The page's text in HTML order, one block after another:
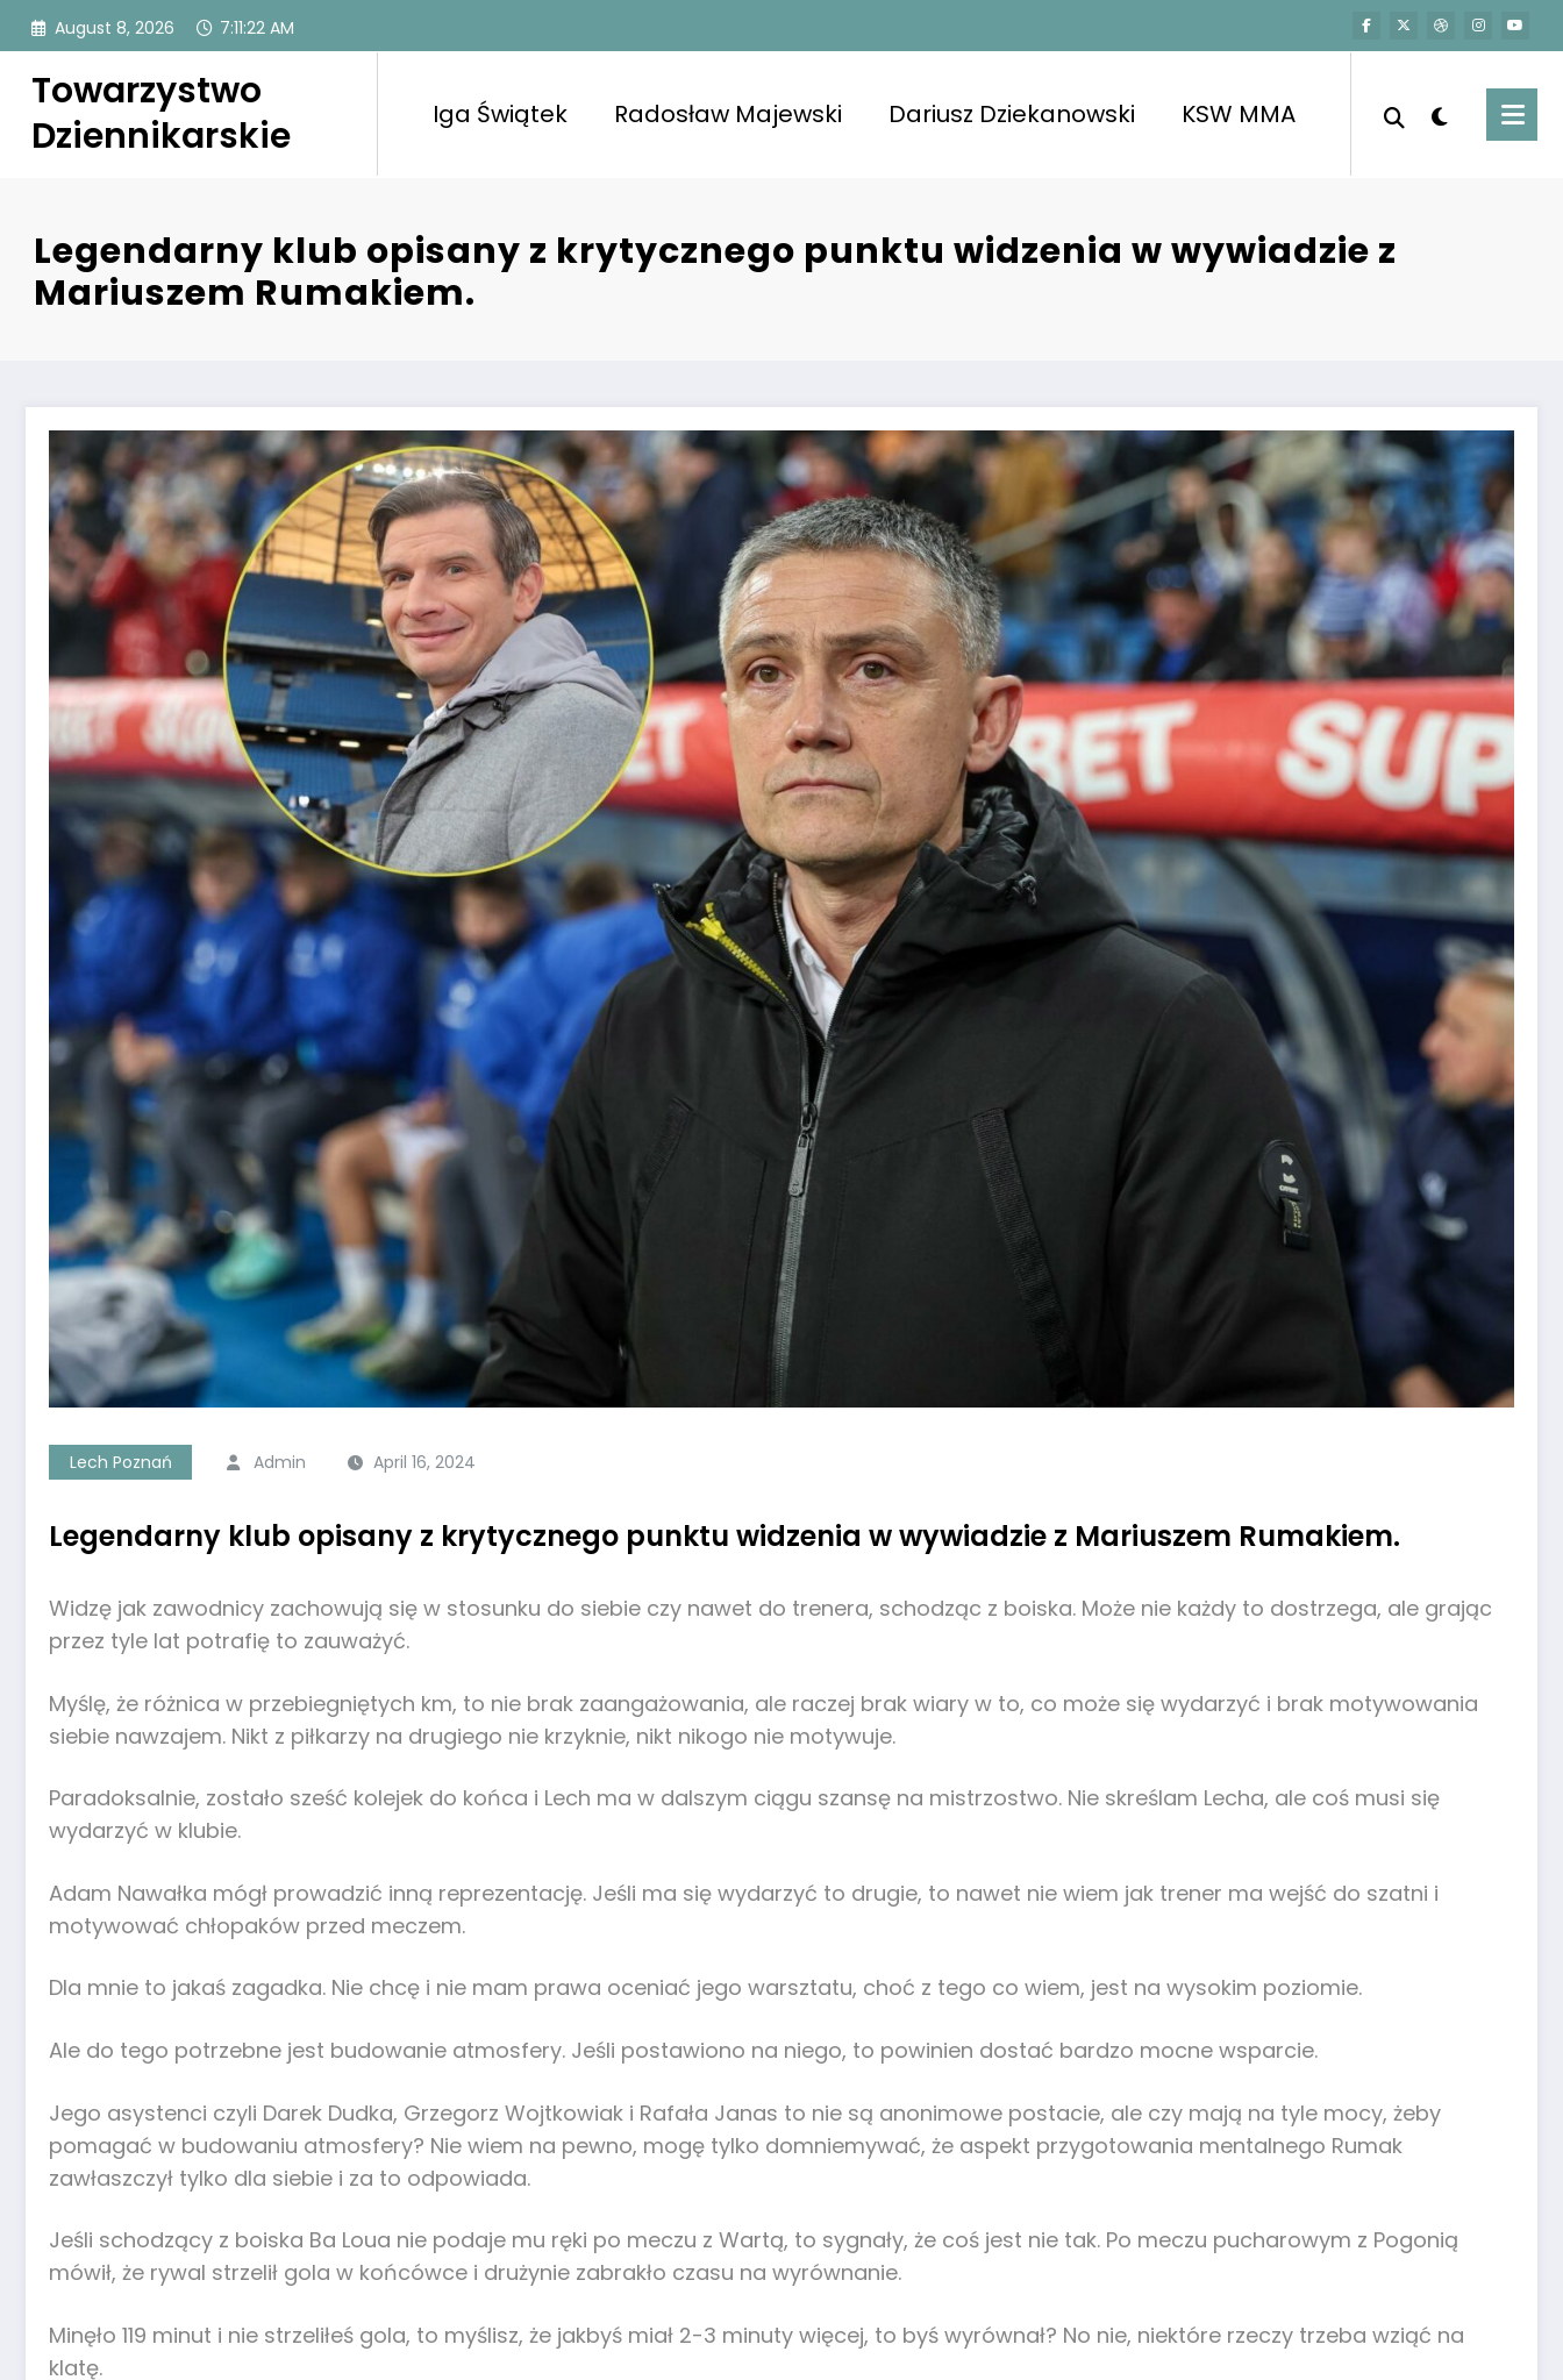
Skip
content
August 8, 2026 7:11:23 AM
Towarzystwo
Dziennikarskie
Iga Świątek Radosław Majewski Dariusz Dziekanowski KSW MMA
Legendarny klub opisany z krytycznego punktu widzenia w wywiadzie z
Mariuszem Rumakiem.
Lech Poznań Admin April 16, 2024
Legendarny klub opisany z krytycznego punktu widzenia w wywiadzie z Mariuszem Rumakiem.
Widzę jak zawodnicy zachowują się w stosunku do siebie czy nawet do trenera, schodząc z boiska. Może nie każdy to dostrzega, ale grając
przez tyle lat potrafię to zauważyć.
Myślę, że różnica w przebiegniętych km, to nie brak zaangażowania, ale raczej brak wiary w to, co może się wydarzyć i brak motywowania
siebie nawzajem. Nikt z piłkarzy na drugiego nie krzyknie, nikt nikogo nie motywuje.
Paradoksalnie, zostało sześć kolejek do końca i Lech ma w dalszym ciągu szansę na mistrzostwo. Nie skreślam Lecha, ale coś musi się
wydarzyć w klubie.
Adam Nawałka mógł prowadzić inną reprezentację. Jeśli ma się wydarzyć to drugie, to nawet nie wiem jak trener ma wejść do szatni i
motywować chłopaków przed meczem.
Dla mnie to jakaś zagadka. Nie chcę i nie mam prawa oceniać jego warsztatu, choć z tego co wiem, jest na wysokim poziomie.
Ale do tego potrzebne jest budowanie atmosfery. Jeśli postawiono na niego, to powinien dostać bardzo mocne wsparcie.
Jego asystenci czyli Darek Dudka, Grzegorz Wojtkowiak i Rafała Janas to nie są anonimowe postacie, ale czy mają na tyle mocy, żeby
pomagać w budowaniu atmosfery? Nie wiem na pewno, mogę tylko domniemywać, że aspekt przygotowania mentalnego Rumak
zawłaszczył tylko dla siebie i za to odpowiada.
Jeśli schodzący z boiska Ba Loua nie podaje mu ręki po meczu z Wartą, to sygnały, że coś jest nie tak. Po meczu pucharowym z Pogonią
mówił, że rywal strzelił gola w końcówce i drużynie zabrakło czasu na wyrównanie.
Minęło 119 minut i nie strzeliłeś gola, to myślisz, że jakbyś miał 2-3 minuty więcej, to byś wyrównał? No nie, niektóre rzeczy trzeba wziąć na
klatę.